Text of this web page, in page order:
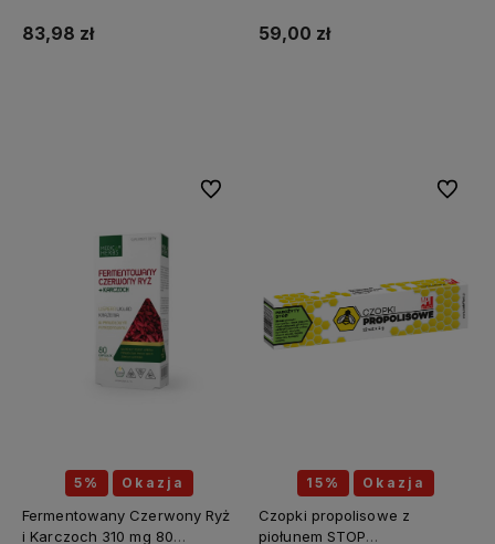
83,98 zł 59,00 zł
5% Okazja
Fermentowany Czerwony Ryż
i Karczoch 310 mg 80
Do ulubionych
15% Okazja
Czopki propolisowe z
piołunem STOP
Do